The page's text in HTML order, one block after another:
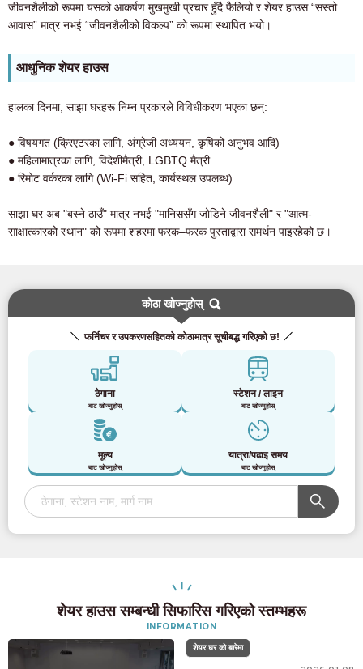
जीवनशैलीको रूपमा यसको आकर्षण मुखमुखी प्रचार हुँदै फैलियो र शेयर हाउस “सस्तो
आवास” मात्र नभई “जीवनशैलीको विकल्प” को रूपमा स्थापित भयो।
आधुनिक शेयर हाउस
हालका दिनमा, साझा घरहरू निम्न प्रकारले विविधीकरण भएका छन्:
● विषयगत (क्रिएटरका लागि, अंग्रेजी अध्ययन, कृषिको अनुभव आदि)
● महिलामात्रका लागि, विदेशीमैत्री, LGBTQ मैत्री
● रिमोट वर्करका लागि (Wi-Fi सहित, कार्यस्थल उपलब्ध)
साझा घर अब "बस्ने ठाउँ" मात्र नभई "मानिससँग जोडिने जीवनशैली" र "आत्म-
साक्षात्कारको स्थान" को रूपमा शहरमा फरक–फरक पुस्ताद्वारा समर्थन पाइरहेको छ।
कोठा खोज्नुहोस्
फर्निचर र उपकरणसहितको कोठामात्र सूचीबद्ध गरिएको छ!
ठेगाना
बाट खोज्नुहोस्
स्टेशन / लाइन
बाट खोज्नुहोस्
मूल्य
बाट खोज्नुहोस्
यात्रा/पढाइ समय
बाट खोज्नुहोस्
शेयर हाउस सम्बन्धी सिफारिस गरिएको स्तम्भहरू
INFORMATION
शेयर घर को बारेमा